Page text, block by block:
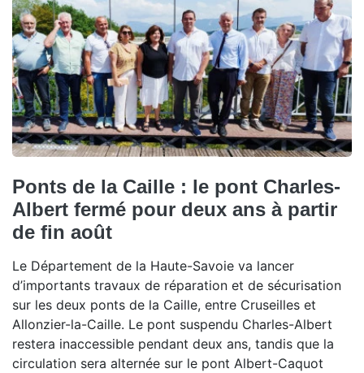
Ponts de la Caille : le pont Charles-
Albert fermé pour deux ans à partir
de fin août
Le Département de la Haute-Savoie va lancer
d’importants travaux de réparation et de sécurisation
sur les deux ponts de la Caille, entre Cruseilles et
Allonzier-la-Caille. Le pont suspendu Charles-Albert
restera inaccessible pendant deux ans, tandis que la
circulation sera alternée sur le pont Albert-Caquot